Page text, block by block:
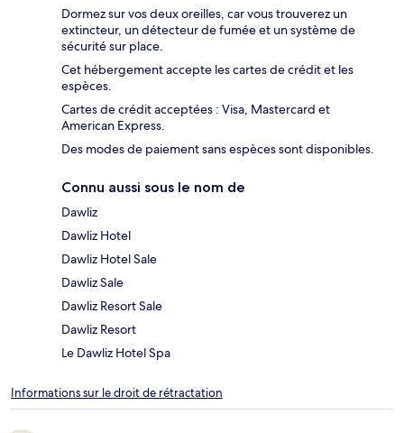
Dormez sur vos deux oreilles, car vous trouverez un
extincteur, un détecteur de fumée et un système de
sécurité sur place.
Cet hébergement accepte les cartes de crédit et les
espèces.
Cartes de crédit acceptées : Visa, Mastercard et
American Express.
Des modes de paiement sans espèces sont disponibles.
Connu aussi sous le nom de
Dawliz
Dawliz Hotel
Dawliz Hotel Sale
Dawliz Sale
Dawliz Resort Sale
Dawliz Resort
Le Dawliz Hotel Spa
Informations sur le droit de rétractation